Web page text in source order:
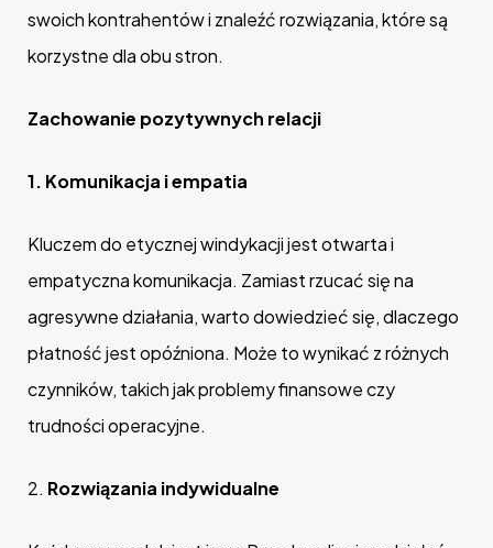
swoich kontrahentów i znaleźć rozwiązania, które są
korzystne dla obu stron.
Zachowanie pozytywnych relacji
1. Komunikacja i empatia
Kluczem do etycznej windykacji jest otwarta i
empatyczna komunikacja. Zamiast rzucać się na
agresywne działania, warto dowiedzieć się, dlaczego
płatność jest opóźniona. Może to wynikać z różnych
czynników, takich jak problemy finansowe czy
trudności operacyjne.
2. Rozwiązania indywidualne